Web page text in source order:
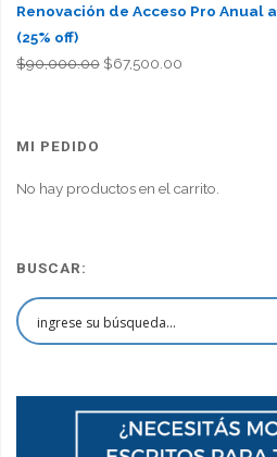
Renovación de Acceso Pro Anual
(25% off)
$90,000.00 El
$67,500.00El
MI PEDIDO
No hay productos en el carrito.
BUSCAR: